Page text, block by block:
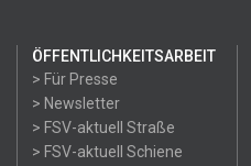
ÖFFENTLICHKEITSARBEIT
> Für Presse
> Newsletter
> FSV-aktuell Straße
> FSV-aktuell Schiene